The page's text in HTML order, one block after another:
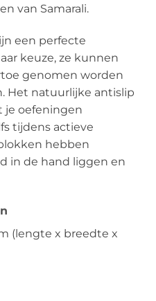
van Samarali.
een perfecte
keuze, ze kunnen
genomen worden
Het natuurlijke antislip
je oefeningen
tijdens actieve
hebben
in de hand liggen en
(lengte x breedte x